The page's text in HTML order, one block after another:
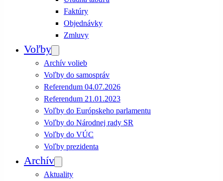
Faktúry
Objednávky
Zmluvy
Voľby
Archív volieb
Voľby do samospráv
Referendum 04.07.2026
Referendum 21.01.2023
Voľby do Európskeho parlamentu
Voľby do Národnej rady SR
Voľby do VÚC
Voľby prezidenta
Archív
Aktuality